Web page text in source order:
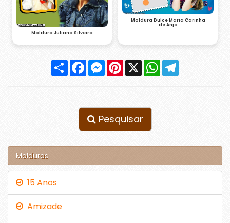
Moldura Juliana Silveira
Moldura Dulce Maria Carinha
de Anjo
Compartilhar
FacebookMessenger
Pinterest
X WhatsApp
Pesquisar
Molduras
15 Anos
Amizade